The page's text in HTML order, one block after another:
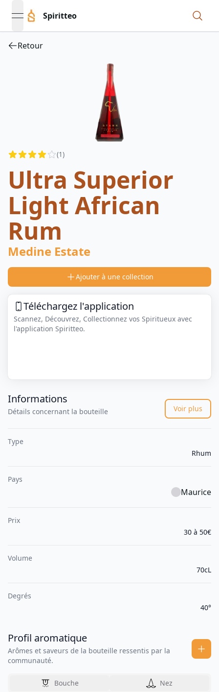
open navigation menu
Spiritteo
Retour
Reviews (1)
Ultra Superior
Light African
Rum
Medine Estate
Ajouter à une collection
Téléchargez l'application
Scannez, Découvrez, Collectionnez vos Spiritueux avec
l'application Spiritteo.
Informations
Détails concernant la bouteille Voir plus
Type
Rhum
Pays
Maurice
Prix
30 à 50€
Volume
70cL
Degrés
40°
Profil aromatique
Arômes et saveurs de la bouteille ressentis par la
communauté.
Bouche Nez